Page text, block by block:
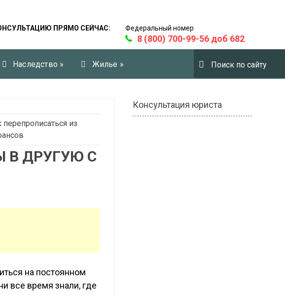
ПРЯМО СЕЙЧАС: Федеральный номер
8 (800) 700-99-56 доб 682
Наследство » Жилье »
перепрописаться из
В ДРУГУЮ С
на постоянном
все время знали, где
Консультация юриста